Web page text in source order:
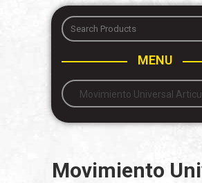
MENU
Movimiento Universal Articulado 3/8″ –
Movimiento